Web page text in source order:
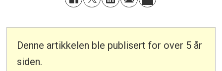
Denne artikkelen ble publisert for over 5 år
siden.